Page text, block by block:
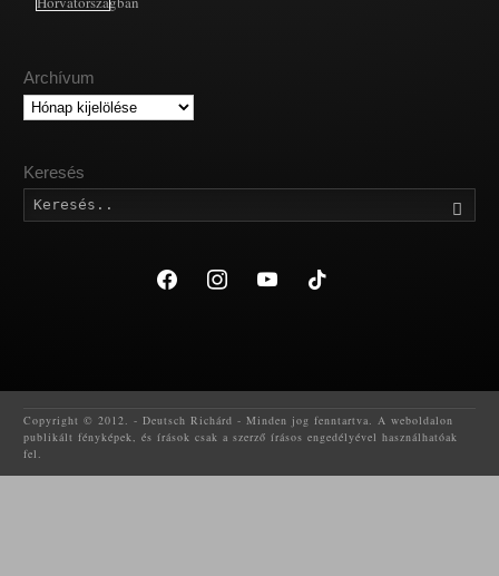
Archívum
Archívum
Keresés
facebook instagram youtube tiktok
Copyright © 2012. - Deutsch Richárd - Minden jog fenntartva. A weboldalon
publikált fényképek, és írások csak a szerző írásos engedélyével használhatóak
fel.